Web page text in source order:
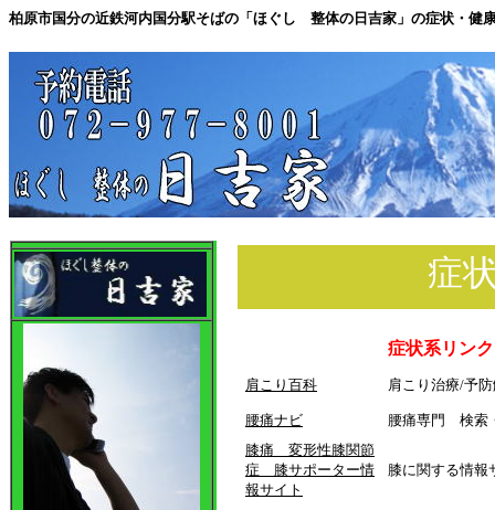
柏原市国分の近鉄河内国分駅そばの「ほぐし 整体の日吉家」の症状・健
症状系リンク
肩こり百科 肩こり治療/予
腰痛ナビ
腰痛専門 検索
膝痛 変形性膝関節
症 膝サポーター情
報サイト
膝に関する情報
症